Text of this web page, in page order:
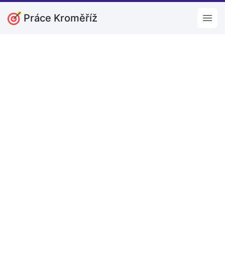
Práce Kroměříž